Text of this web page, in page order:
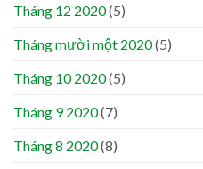
Tháng 12 2020(5)
Tháng mười một 2020(5)
Tháng 10 2020(5)
Tháng 9 2020(7)
Tháng 8 2020(8)